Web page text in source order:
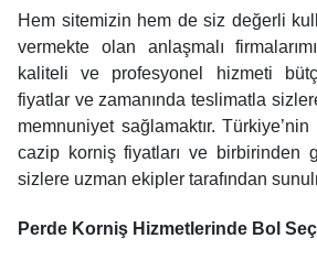
Hem sitemizin hem de siz değerli
vermekte olan anlaşmalı
kaliteli ve profesyonel hizmeti
fiyatlar ve zamanında teslimatla
memnuniyet sağlamaktır.
cazip korniş fiyatları ve birbirinden
sizlere uzman ekipler tarafından
Perde Korniş Hizmetlerinde Bol